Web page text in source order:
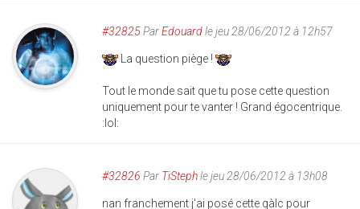
#32825ParEdouardle jeu 28/06/2012 à 12h57
La question piège !
Tout le monde sait que tu pose cette question
uniquement pour te vanter ! Grand égocentrique.
:lol:
#32826 Par TiStephle jeu 28/06/2012 à 13h08
nan franchement j'ai posé cette qàlc pour